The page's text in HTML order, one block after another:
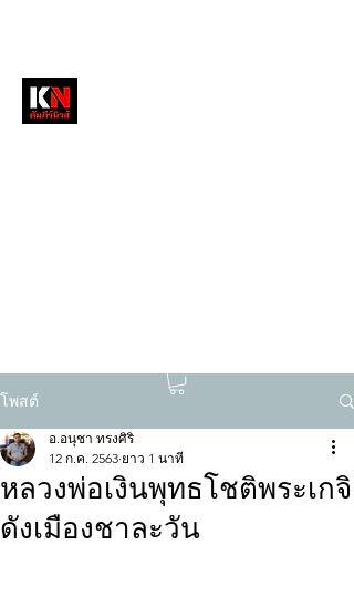
โพสต์
หลวงพ่อเงินพุทธโชติพระเกจิ
ดังเมืองชาละวัน
อ.อนุชา ทรงศิริ
12 ก.ค. 2563 ยาว 1 นาที